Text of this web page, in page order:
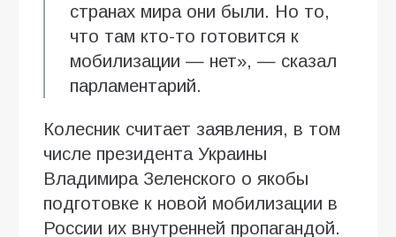
странах мира они были. Но то,
что там кто-то готовится к
мобилизации — нет», — сказал
парламентарий.
Колесник считает заявления, в том
числе президента Украины
Владимира Зеленского о якобы
подготовке к новой мобилизации в
России их внутренней пропагандой.